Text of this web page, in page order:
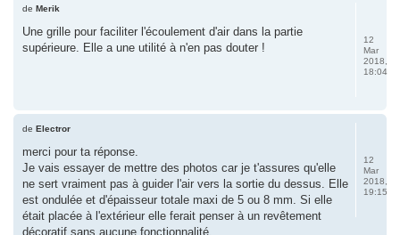
de Merik
Une grille pour faciliter l'écoulement d'air dans la partie
supérieure. Elle a une utilité à n'en pas douter !
12
Mar
2018,
18:04
de Electror
merci pour ta réponse.
Je vais essayer de mettre des photos car je t'assures qu'elle
ne sert vraiment pas à guider l'air vers la sortie du dessus. Elle
est ondulée et d'épaisseur totale maxi de 5 ou 8 mm. Si elle
était placée à l'extérieur elle ferait penser à un revêtement
décoratif sans aucune fonctionnalité.
12
Mar
2018,
19:15